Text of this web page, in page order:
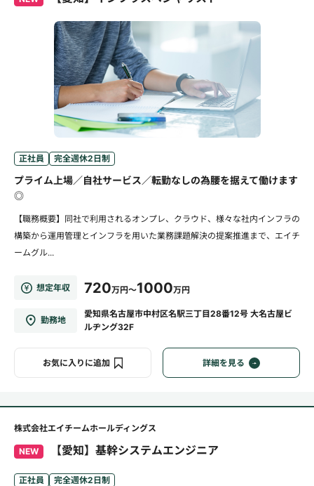
正社員 完全週休2日制
プライム上場／自社サービス／転勤なしの為腰を据えて働けます
◎
【職務概要】同社で利用されるオンプレ、クラウド、様々な社内インフラの
構築から運用管理とインフラを用いた業務課題解決の提案推進まで、エイチ
ームグル...
想定年収 720万円～1000万円
勤務地
愛知県名古屋市中村区名駅三丁目28番12号 大名古屋ビ
ルヂング32F
お気に入りに追加 詳細を見る
株式会社エイチームホールディングス
NEW 【愛知】基幹システムエンジニア
正社員 完全週休2日制